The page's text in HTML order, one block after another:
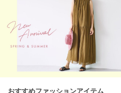
おすすめファッションアイテム